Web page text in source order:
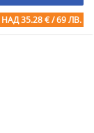
НАД 35.28 € / 69 ЛВ.